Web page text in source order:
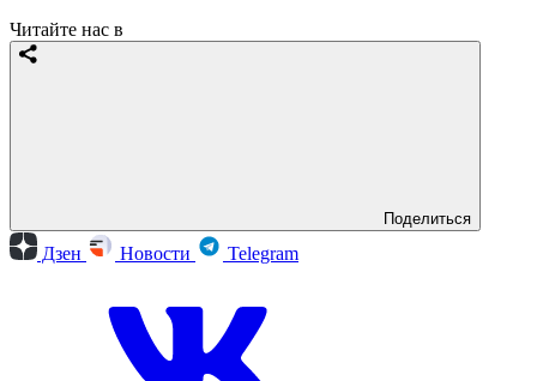
Читайте нас в
Поделиться
Дзен Новости Telegram